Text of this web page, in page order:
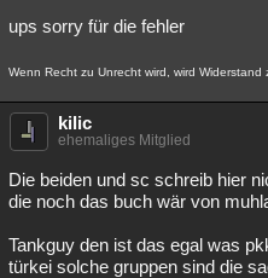
Lesenswert Schlüsselwörter
ups sorry für die fehler
Wenn Recht zu Unrecht wird, wird Widerstand
kilic
ehemaliges Mitglied
Die beiden und sc schreib hier
die noch das buch wär von
Tankguy den ist das egal was
türkei solche gruppen sind die